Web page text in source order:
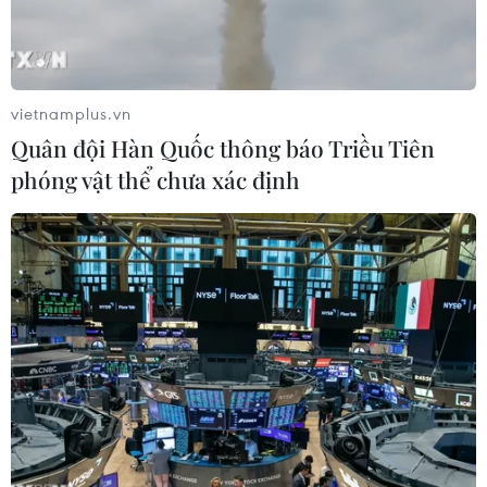
Người sáng lập WikiLeaks Julian Assange phát biểu với báo
giới tại Đại sứ quán Ecuador ở London, Anh ngày 2/5. (Nguồn:
AP/TTXVN)
Trong một nỗ lực nhằm khai thông bế tắc ngoại
giao kể từ khi ông này xin tị nạn tại đại sứ quán
vietnamplus.vn
Quân đội Hàn Quốc thông báo Triều Tiên
phóng vật thể chưa xác định